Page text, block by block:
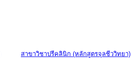
สาขาวิชาปรีคลินิก (หลักสูตรจุลชีววิทยา)